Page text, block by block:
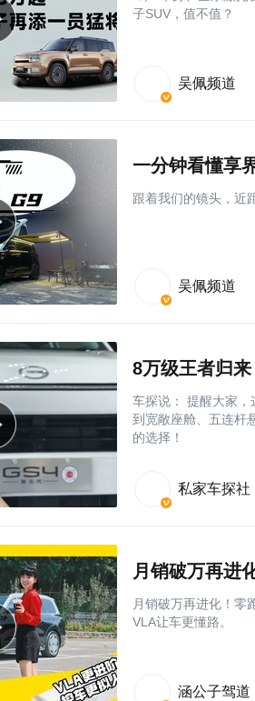
子SUV，值不值？
吴佩频道
一分钟看懂享
跟着我们的镜头，近
吴佩频道
8万级王者归
车探说： 提醒大家
到宽敞座舱、五连杆
的选择！
私家车探社
月销破万再进化！零
VLA让车更懂路。
涵公子驾道